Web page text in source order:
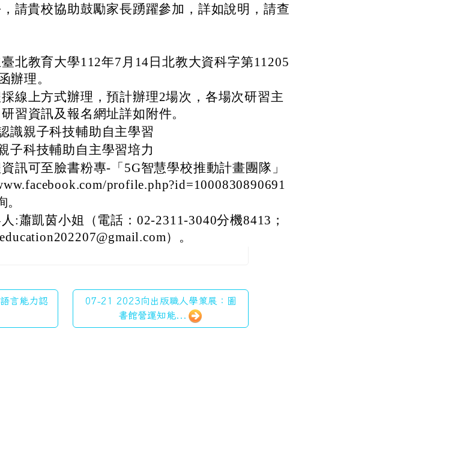
title= rel=fgallery511959 class=fancybox_gallery511959
title= rel=fgallery511959 class=fancybox_gallery511959
title= rel=fgallery511959 class=fancybox_gallery511959
title= rel=fgallery511959 class=fancybox_gallery511959
title= rel=fgallery511959 class=fancybox_gallery511959
gallery_511959_6_wMu.jpg title=因此申請112年老舊廁所整建計畫。 rel=fgallery511959
uploads/tad_blocks/image/gallery_511959_7_c2i.jpg title=本校男生大便器比例為
請貴校協助鼓勵家長踴躍參加，詳如說明，請查
北教育大學112年7月14日北教大資科字第11205
辦理。
線上方式辦理，預計辦理2場次，各場次研習主
習資訊及報名網址詳如附件。
識親子科技輔助自主學習
子科技輔助自主學習培力
訊可至臉書粉專-「5G智慧學校推動計畫團隊」
profile.php?id=1000830890691
。
:蕭凱茵小姐（電話：02-2311-3040分機8413；
）。
言能力認
07-21 2023向出版職人學策展：圖
書館營運知能...